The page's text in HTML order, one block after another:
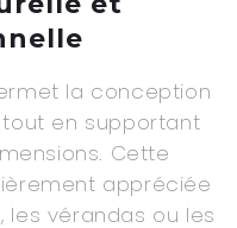
la conception
en supportant
Cette
appréciée
les vérandas ou les